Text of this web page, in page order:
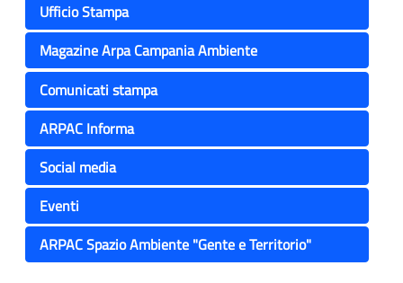
Ufficio Stampa
Magazine Arpa Campania Ambiente
Comunicati stampa
ARPAC Informa
Social media
Eventi
ARPAC Spazio Ambiente "Gente e Territorio"